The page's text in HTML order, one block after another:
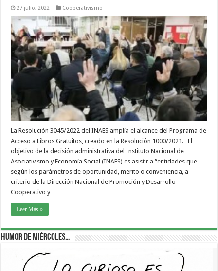
27 julio, 2022 Cooperativismo
La Resolución 3045/2022 del INAES amplía el alcance del Programa de
Acceso a Libros Gratuitos, creado en la Resolución 1000/2021. El
objetivo de la decisión administrativa del Instituto Nacional de
Asociativismo y Economía Social (INAES) es asistir a “entidades que
según los parámetros de oportunidad, merito o conveniencia, a
criterio de la Dirección Nacional de Promoción y Desarrollo
Cooperativo y …
Leer Más »
Humor de Miércoles…